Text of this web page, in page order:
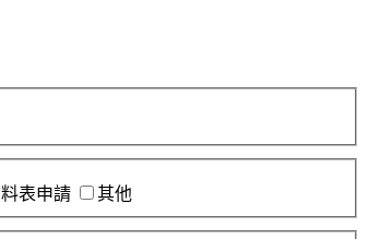
表申請 其他